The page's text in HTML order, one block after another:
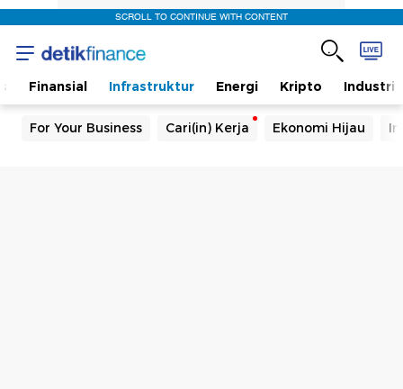
SCROLL TO CONTINUE WITH CONTENT
Finansial Infrastruktur Energi Kripto Industri
For Your Business Cari(in) Kerja Ekonomi Hijau